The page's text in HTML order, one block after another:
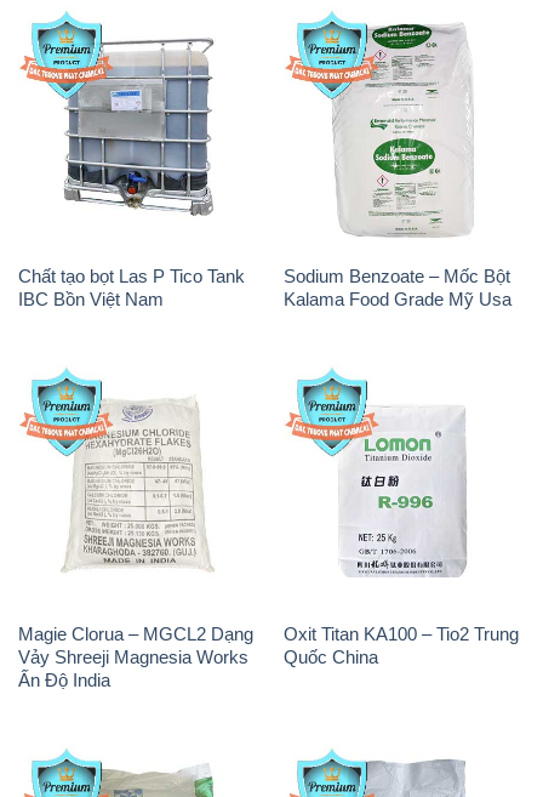
Chất tạo bọt Las P Tico Tank
IBC Bồn Việt Nam
Sodium Benzoate – Mốc Bột
Kalama Food Grade Mỹ Usa
Magie Clorua – MGCL2 Dạng
Vảy Shreeji Magnesia Works
Ấn Độ India
Oxit Titan KA100 – Tio2 Trung
Quốc China